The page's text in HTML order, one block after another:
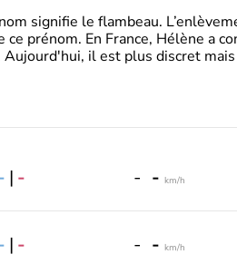
signifie le flambeau.
prénom. En France, Hélène a
il est plus discret mais
| - - - km/h
| - - - km/h